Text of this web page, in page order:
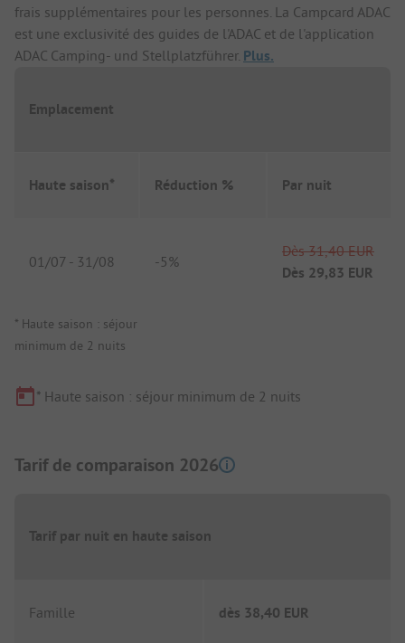
frais supplémentaires pour les personnes. La Campcard ADAC
est une exclusivité des guides de l'ADAC et de l'application
ADAC Camping- und Stellplatzführer. Plus.
Emplacement
Haute saison* Réduction % Par nuit
01/07 - 31/08 -5%
Dès 31,40 EUR
Dès 29,83 EUR
* Haute saison : séjour
minimum de 2 nuits
* Haute saison : séjour minimum de 2 nuits
Tarif de comparaison 2026
Tarif par nuit en haute saison
Famille dès 38,40 EUR